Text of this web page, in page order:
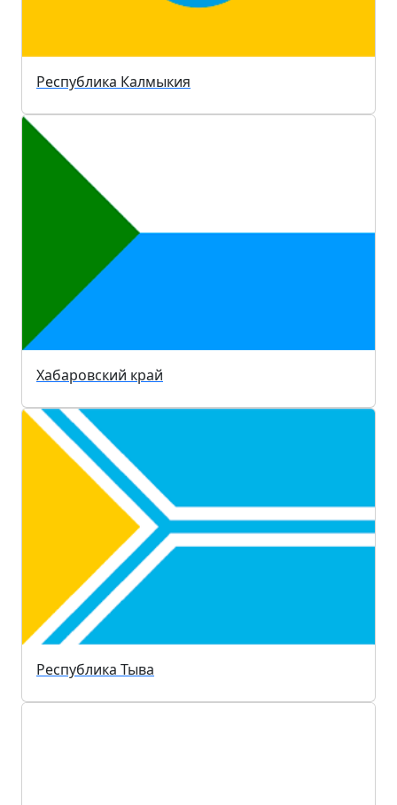
Республика Калмыкия
Хабаровский край
Республика Тыва